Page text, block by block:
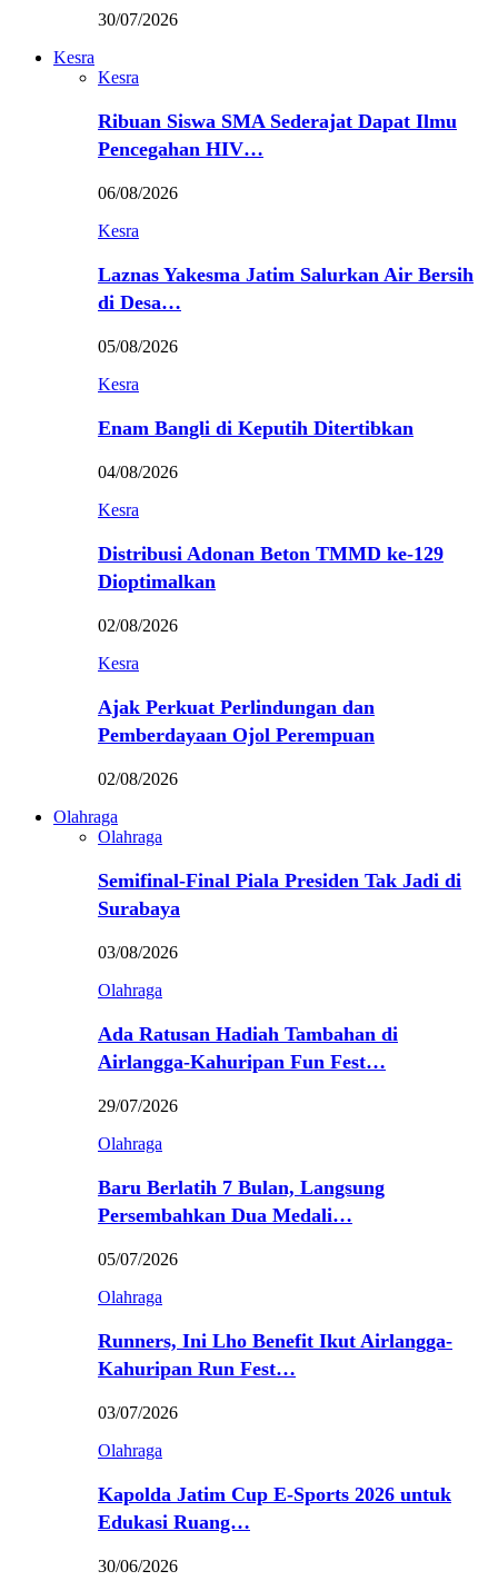
30/07/2026
Kesra
Kesra
Ribuan Siswa SMA Sederajat Dapat Ilmu
Pencegahan HIV…
06/08/2026
Kesra
Laznas Yakesma Jatim Salurkan Air Bersih
di Desa…
05/08/2026
Kesra
Enam Bangli di Keputih Ditertibkan
04/08/2026
Kesra
Distribusi Adonan Beton TMMD ke-129
Dioptimalkan
02/08/2026
Kesra
Ajak Perkuat Perlindungan dan
Pemberdayaan Ojol Perempuan
02/08/2026
Olahraga
Olahraga
Semifinal-Final Piala Presiden Tak Jadi di
Surabaya
03/08/2026
Olahraga
Ada Ratusan Hadiah Tambahan di
Airlangga-Kahuripan Fun Fest…
29/07/2026
Olahraga
Baru Berlatih 7 Bulan, Langsung
Persembahkan Dua Medali…
05/07/2026
Olahraga
Runners, Ini Lho Benefit Ikut Airlangga-
Kahuripan Run Fest…
03/07/2026
Olahraga
Kapolda Jatim Cup E-Sports 2026 untuk
Edukasi Ruang…
30/06/2026